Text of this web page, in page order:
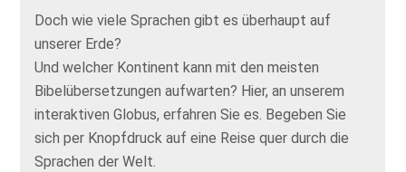
Doch wie viele Sprachen gibt es überhaupt auf
unserer Erde?
Und welcher Kontinent kann mit den meisten
Bibelübersetzungen aufwarten? Hier, an unserem
interaktiven Globus, erfahren Sie es. Begeben Sie
sich per Knopfdruck auf eine Reise quer durch die
Sprachen der Welt.